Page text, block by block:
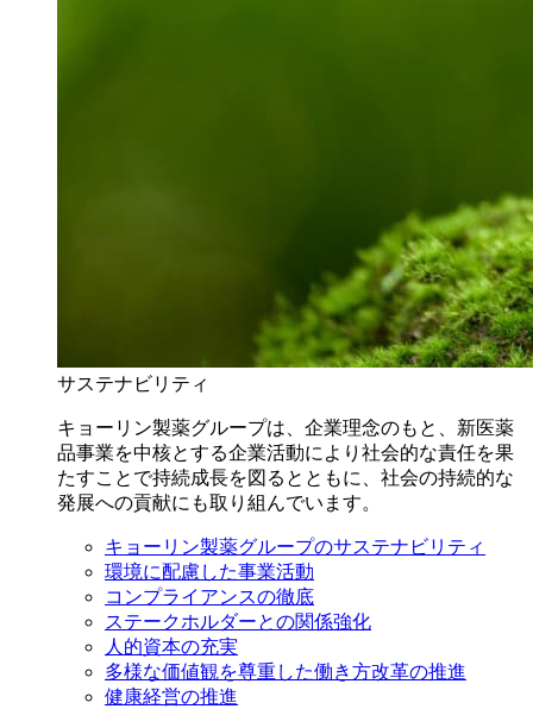
サステナビリティ
キョーリン製薬グループは、企業理念のもと、新医薬
品事業を中核とする企業活動により社会的な責任を果
たすことで持続成長を図るとともに、社会の持続的な
発展への貢献にも取り組んでいます。
キョーリン製薬グループのサステナビリティ
環境に配慮した事業活動
コンプライアンスの徹底
ステークホルダーとの関係強化
人的資本の充実
多様な価値観を尊重した働き方改革の推進
健康経営の推進